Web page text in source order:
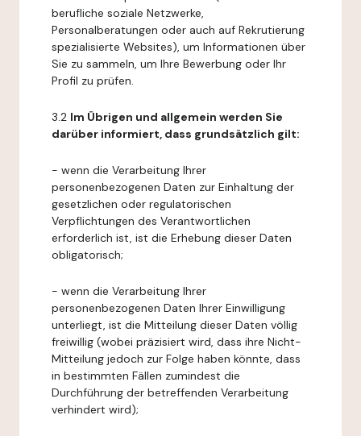
berufliche soziale Netzwerke,
Personalberatungen oder auch auf Rekrutierung
spezialisierte Websites), um Informationen über
Sie zu sammeln, um Ihre Bewerbung oder Ihr
Profil zu prüfen.
3.2 Im Übrigen und allgemein werden Sie
darüber informiert, dass grundsätzlich gilt:
- wenn die Verarbeitung Ihrer
personenbezogenen Daten zur Einhaltung der
gesetzlichen oder regulatorischen
Verpflichtungen des Verantwortlichen
erforderlich ist, ist die Erhebung dieser Daten
obligatorisch;
- wenn die Verarbeitung Ihrer
personenbezogenen Daten Ihrer Einwilligung
unterliegt, ist die Mitteilung dieser Daten völlig
freiwillig (wobei präzisiert wird, dass ihre Nicht-
Mitteilung jedoch zur Folge haben könnte, dass
in bestimmten Fällen zumindest die
Durchführung der betreffenden Verarbeitung
verhindert wird);